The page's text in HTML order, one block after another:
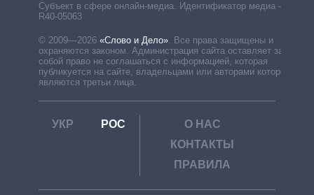
Субъект в сфере онлайн-медиа. Идентификатор медиа –
R40-05063
© 2009—2026 «Слово и Дело». Все права защищены и
охраняются законом. Администрация сайта оставляет за
собой право не соглашаться с информацией, которая
публикуется на сайте, владельцами или авторами которой
являются третьи лица.
УКР РОС
О НАС
КОНТАКТЫ
ПРАВИЛА